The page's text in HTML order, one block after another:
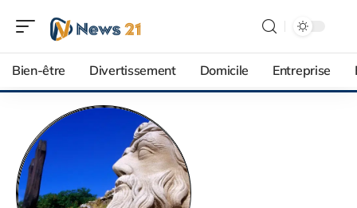
Bien-être Divertissement Domicile Entreprise